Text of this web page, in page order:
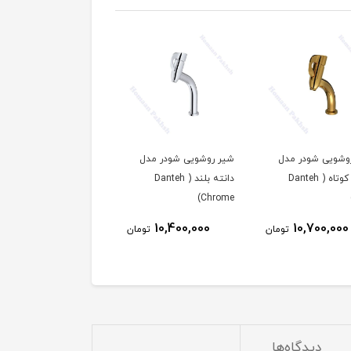
شودر مدل
دانته کوتاه ( Danteh
10,700,000 تومان
شیر روشویی شودر مدل
دانته بلند ( Danteh
Chrome)
10,400,000 تومان